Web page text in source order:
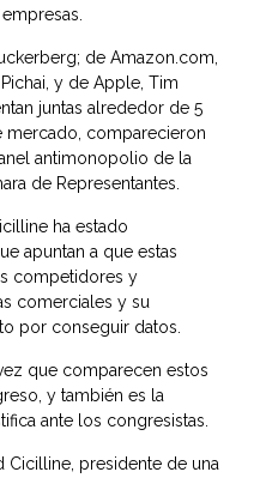
de Amazon.com,
y de Apple, Tim
juntas alrededor de 5
mercado, comparecieron
antimonopolio de la
de Representantes.
ha estado
apuntan a que estas
competidores y
comerciales y su
por conseguir datos.
que comparecen estos
y también es la
ante los congresistas.
Cicilline, presidente de una